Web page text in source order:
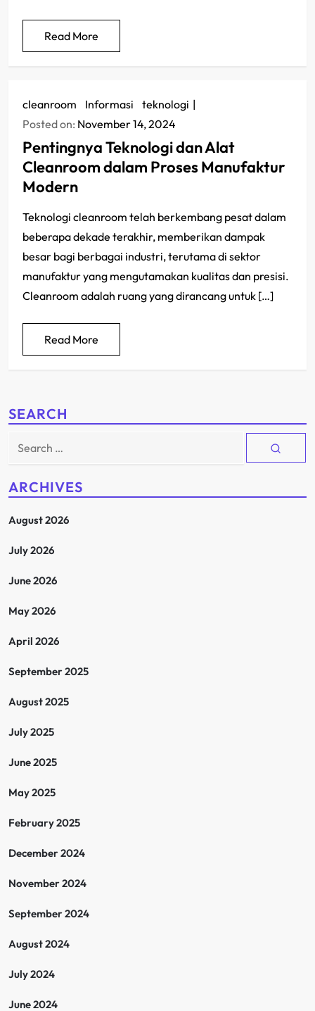
Read More
cleanroom Informasi
teknologi
Posted on: November 14, 2024
Pentingnya Teknologi dan Alat
Cleanroom dalam Proses Manufaktur
Modern
Teknologi cleanroom telah berkembang pesat dalam
beberapa dekade terakhir, memberikan dampak
besar bagi berbagai industri, terutama di sektor
manufaktur yang mengutamakan kualitas dan presisi.
Cleanroom adalah ruang yang dirancang untuk […]
Read More
SEARCH
Search
ARCHIVES
August 2026
July 2026
June 2026
May 2026
April 2026
September 2025
August 2025
July 2025
June 2025
May 2025
February 2025
December 2024
November 2024
September 2024
August 2024
July 2024
June 2024